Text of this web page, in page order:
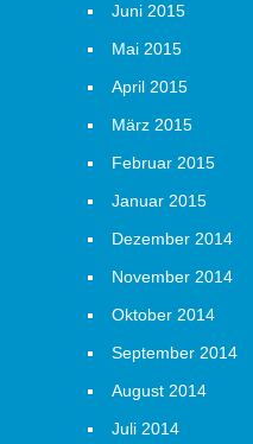
Juni 2015
Mai 2015
April 2015
März 2015
Februar 2015
Januar 2015
Dezember 2014
November 2014
Oktober 2014
September 2014
August 2014
Juli 2014